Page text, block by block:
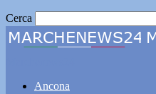
Cerca
Ancona